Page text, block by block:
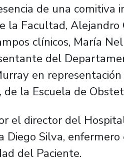
de una comitiva
la Facultad, Alejandro
clínicos, María
del
en
la Escuela de
el director del
Diego Silva,
del Paciente.